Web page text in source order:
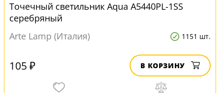
Точечный светильник Aqua A5440PL-1SS
серебряный
Arte Lamp (Италия)
1151 шт.
105 ₽ В КОРЗИНУ